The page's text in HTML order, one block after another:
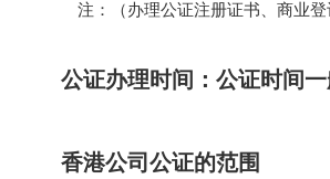
注：（办理公证注册证书、商业
公证办理时间：公证时间一
香港公司公证的范围